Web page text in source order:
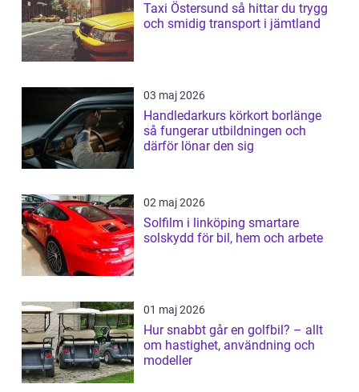
Taxi Östersund så hittar du trygg
och smidig transport i jämtland
03 maj 2026
Handledarkurs körkort borlänge
så fungerar utbildningen och
därför lönar den sig
02 maj 2026
Solfilm i linköping smartare
solskydd för bil, hem och arbete
01 maj 2026
Hur snabbt går en golfbil? – allt
om hastighet, användning och
modeller